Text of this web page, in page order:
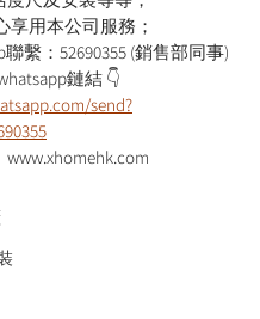
用本公司服務；
繫：52690355 (銷售部同事)
鏈結 👇
send?